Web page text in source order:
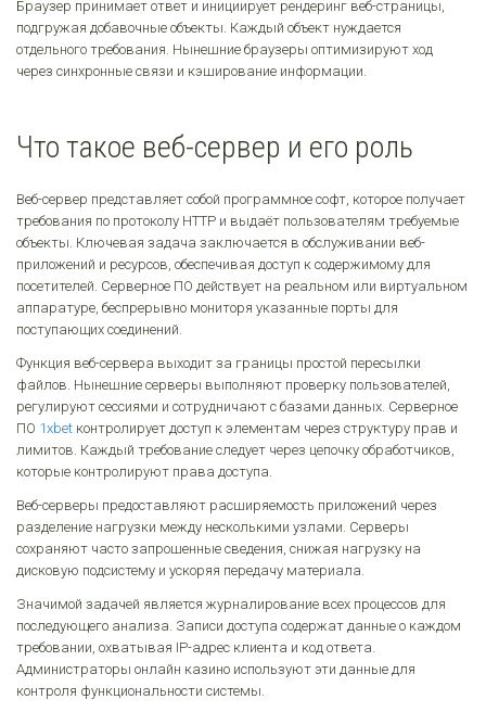
Браузер принимает ответ и инициирует рендеринг веб-страницы,
подгружая добавочные объекты. Каждый объект нуждается
отдельного требования. Нынешние браузеры оптимизируют ход
через синхронные связи и кэширование информации.
Что такое веб-сервер и его роль
Веб-сервер представляет собой программное софт, которое получает
требования по протоколу HTTP и выдаёт пользователям требуемые
объекты. Ключевая задача заключается в обслуживании веб-
приложений и ресурсов, обеспечивая доступ к содержимому для
посетителей. Серверное ПО действует на реальном или виртуальном
аппаратуре, беспрерывно мониторя указанные порты для
поступающих соединений.
Функция веб-сервера выходит за границы простой пересылки
файлов. Нынешние серверы выполняют проверку пользователей,
регулируют сессиями и сотрудничают с базами данных. Серверное
ПО 1xbet контролирует доступ к элементам через структуру прав и
лимитов. Каждый требование следует через цепочку обработчиков,
которые контролируют права доступа.
Веб-серверы предоставляют расширяемость приложений через
разделение нагрузки между несколькими узлами. Серверы
сохраняют часто запрошенные сведения, снижая нагрузку на
дисковую подсистему и ускоряя передачу материала.
Значимой задачей является журналирование всех процессов для
последующего анализа. Записи доступа содержат данные о каждом
требовании, охватывая IP-адрес клиента и код ответа.
Администраторы онлайн казино используют эти данные для
контроля функциональности системы.